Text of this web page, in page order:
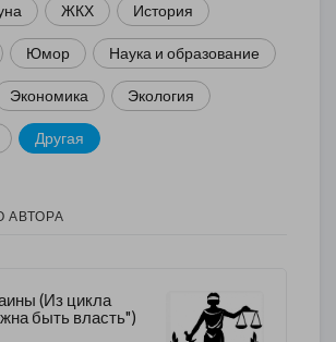
ЖКХ История
Юмор Наука и образование
Экономика Экология
Другая
АВТОРА
(Из цикла
быть власть")